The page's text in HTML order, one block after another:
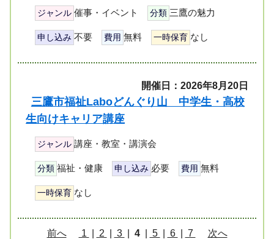
ジャンル 催事・イベント 分類 三鷹の魅力
申し込み 不要 費用 無料 一時保育 なし
開催日：2026年8月20日
三鷹市福祉Laboどんぐり山 中学生・高校
生向けキャリア講座
ジャンル 講座・教室・講演会
分類 福祉・健康 申し込み 必要 費用 無料
一時保育 なし
前へ 1 2 3 4| 5 6 7 次へ